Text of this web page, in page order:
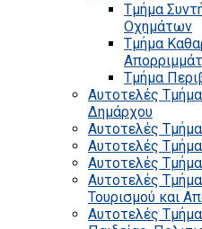
Τμήμα
Οχημάτων
Τμήμα
Τμήμα
Αυτοτελές
Δημάρχου
Αυτοτελές
Αυτοτελές
Αυτοτελές
Αυτοτελές
Τουρισμού και
Αυτοτελές